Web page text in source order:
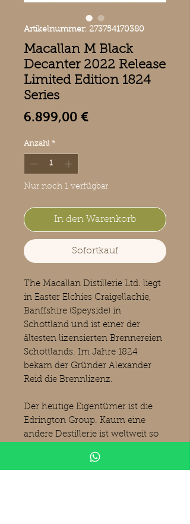
Artikelnummer: 273754170380
Macallan M Black
Decanter 2022 Release
Limited Edition 1824
Series
6.899,00 €Preis
Anzahl *
Nur noch 1 verfügbar
In den Warenkorb
Sofortkauf
The Macallan Distillerie Ltd. liegt
in Easter Elchies Craigellachie,
Banffshire (Speyside) in
Schottland und ist einer der
ältesten lizensierten Brennereien
Schottlands. Im Jahre 1824
bekam der Gründer Alexander
Reid die Brennlizenz.
Der heutige Eigentümer‎ ist die
Edrington Group. Kaum eine
andere Destillerie ist weltweit so